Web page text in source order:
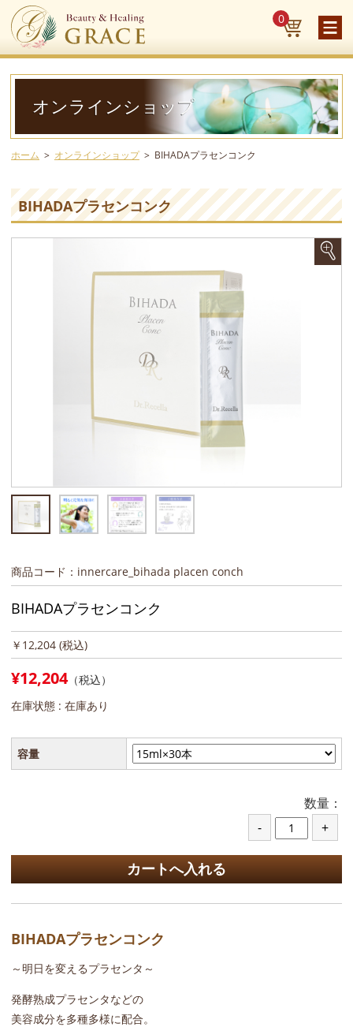
0
オンラインショップ
ホーム オンラインショップ BIHADAプラセンコンク
BIHADAプラセンコンク
商品コード：innercare_bihada placen conch
BIHADAプラセンコンク
￥12,204 (税込)
¥12,204（税込）
在庫状態 : 在庫あり
容量
数量：
BIHADAプラセンコンク
～明日を変えるプラセンタ～
発酵熟成プラセンタなどの
美容成分を多種多様に配合。